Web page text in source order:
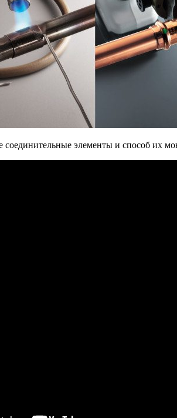
элементы и способ их